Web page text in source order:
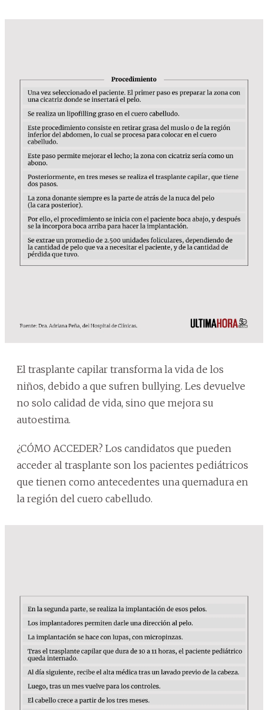
El trasplante capilar transforma la vida de los
niños, debido a que sufren bullying. Les devuelve
no solo calidad de vida, sino que mejora su
autoestima.
¿CÓMO ACCEDER? Los candidatos que pueden
acceder al trasplante son los pacientes pediátricos
que tienen como antecedentes una quemadura en
la región del cuero cabelludo.